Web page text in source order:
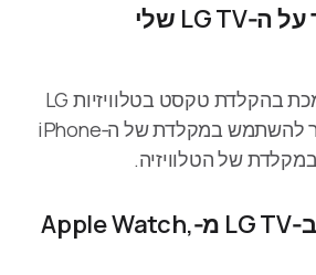
אפשר להקליד על ה‑LG TV שלי
כן. האפליקציה תומכת בהקלדת טקסט בטלוויזיות LG
נתמכות כך שאפשר להשתמש במקלדת של ה‑iPhone
אפשר לשלוט ב‑LG TV מ‑Apple Watch,